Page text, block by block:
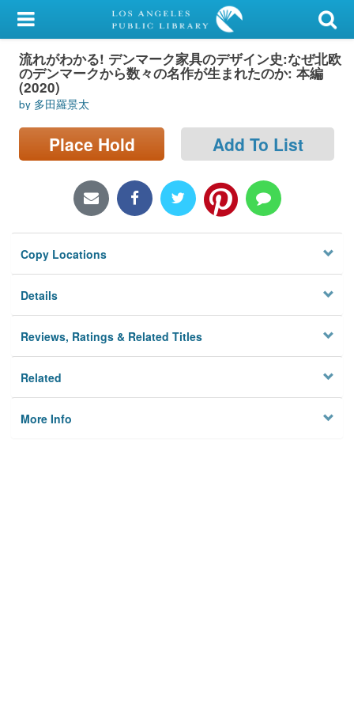
My Account
Library Card
Sign In
Search
Locations/Hours (external
Privacy
流れがわかる! デンマーク家具のデザイン史:なぜ北欧
のデンマークから数々の名作が生まれたのか: 本編
(2020)
by 多田羅景太
Place Hold Add To List
Copy Locations
Details
Reviews, Ratings & Related Titles
Related
More Info